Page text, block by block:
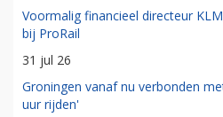
Voormalig financieel directeur
bij ProRail
31 jul 26
Groningen vanaf nu verbonden
uur rijden'